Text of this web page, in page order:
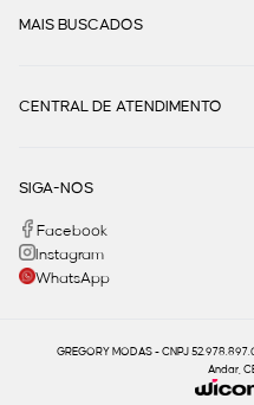
MAIS BUSCADOS
CENTRAL DE ATENDIMENTO
SIGA-NOS
Facebook
Instagram
WhatsApp
GREGORY MODAS - CNPJ
Andar,